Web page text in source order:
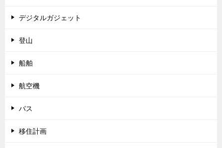
デジタルガジェット
登山
船舶
航空機
バス
移住計画